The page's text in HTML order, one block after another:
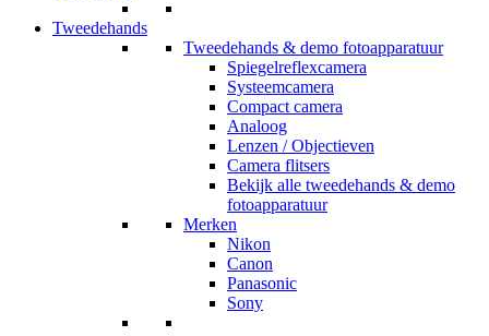
Tweedehands
Tweedehands & demo fotoapparatuur
Spiegelreflexcamera
Systeemcamera
Compact camera
Analoog
Lenzen / Objectieven
Camera flitsers
Bekijk alle tweedehands & demo
fotoapparatuur
Merken
Nikon
Canon
Panasonic
Sony